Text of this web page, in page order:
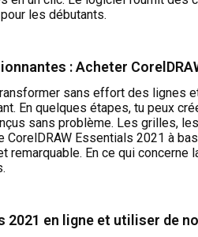
les débutants.
: Acheter
sans effort des lignes
En quelques étapes, tu peux
sans problème. Les grilles,
CorelDRAW Essentials 2021 à
remarquable. En ce qui
2021 en ligne et utiliser de